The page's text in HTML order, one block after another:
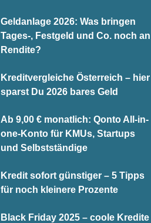
Geldanlage 2026: Was bringen
Tages-, Festgeld und Co. noch an
Rendite?
Kreditvergleiche Österreich – hier
sparst Du 2026 bares Geld
Ab 9,00 € monatlich: Qonto All-in-
one-Konto für KMUs, Startups
und Selbstständige
Kredit sofort günstiger – 5 Tipps
für noch kleinere Prozente
Black Friday 2025 – coole Kredite